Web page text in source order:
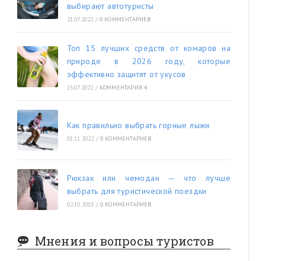
выбирают автотуристы
21.07.2022 / 0 КОММЕНТАРИЕВ
Топ 15 лучших средств от комаров на
природе в 2026 году, которые
эффективно защитят от укусов
15.07.2022 / КОММЕНТАРИЯ 4
Как правильно выбрать горные лыжи
01.11.2022 / 0 КОММЕНТАРИЕВ
Рюкзак или чемодан — что лучше
выбрать для туристической поездки
02.10.2015 / 0 КОММЕНТАРИЕВ
Мнения и вопросы туристов